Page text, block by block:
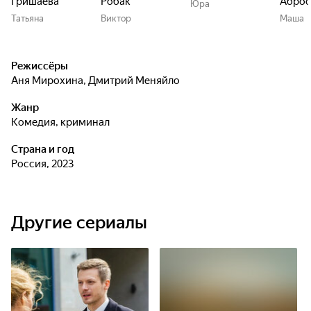
Татьяна Виктор
Юра
Маша
Режиссёры
Аня Мирохина, Дмитрий Меняйло
Жанр
комедия, криминал
Страна и год
Россия, 2023
Другие сериалы